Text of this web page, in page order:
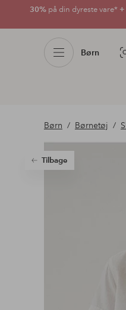
30% på din dyreste vare*
Børn
Børn Børnetøj
Tilbage